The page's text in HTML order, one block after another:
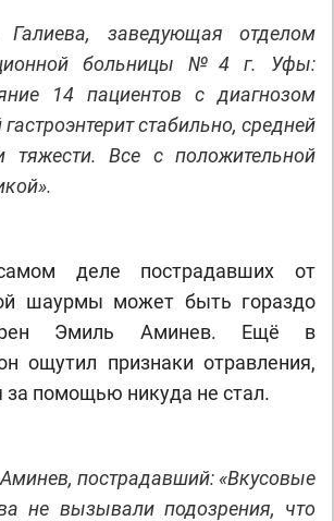
Галиева, заведующая отделом
больницы №4 г. Уфы:
14 пациентов с диагнозом
стабильно, средней
тяжести. Все с положительной
деле пострадавших от
шаурмы может быть гораздо
Эмиль Аминев. Ещё в
ощутил признаки отравления,
за помощью никуда не стал.
пострадавший: «Вкусовые
не вызывали подозрения, что